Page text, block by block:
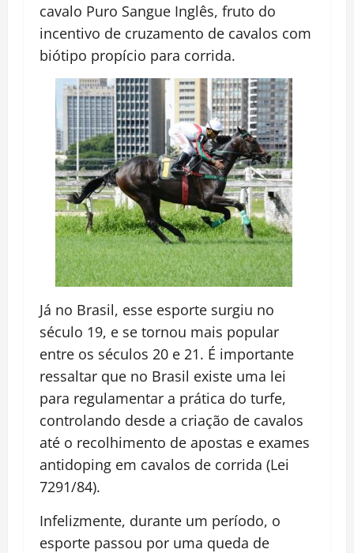
cavalo Puro Sangue Inglês, fruto do
incentivo de cruzamento de cavalos com
biótipo propício para corrida.
Já no Brasil, esse esporte surgiu no
século 19, e se tornou mais popular
entre os séculos 20 e 21. É importante
ressaltar que no Brasil existe uma lei
para regulamentar a prática do turfe,
controlando desde a criação de cavalos
até o recolhimento de apostas e exames
antidoping em cavalos de corrida (Lei
7291/84).
Infelizmente, durante um período, o
esporte passou por uma queda de